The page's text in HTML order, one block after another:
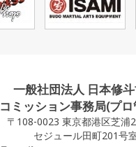
一般社団法人 日本修
コミッション事務局(プ
〒108-0023 東京都港区芝浦
セジュール田町201号